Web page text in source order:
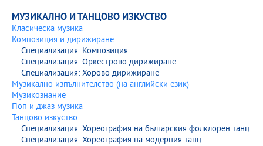
МУЗИКАЛНО И ТАНЦОВО ИЗКУСТВО
Класическа музика
Композиция и дирижиране
Специализация: Композиция
Специализация: Оркестрово дирижиране
Специализация: Хорово дирижиране
Музикално изпълнителство (на английски език)
Музикознание
Поп и джаз музика
Танцово изкуство
Специализация: Хореография на българския фолклорен танц
Специализация: Хореография на модерния танц